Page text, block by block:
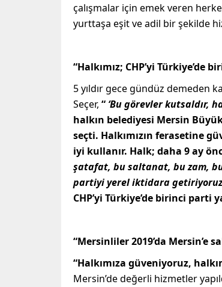
çalışmalar için emek veren
yurttaşa eşit ve adil bir şekilde
“Halkımız; CHP’yi Türkiye’de
5 yıldır gece gündüz demeden
Seçer, “ ‘Bu görevler kutsaldır,
halkın belediyesi Mersin
seçti. Halkımızın ferasetine
iyi kullanır. Halk; daha 9 ay
şatafat, bu saltanat, bu zam,
partiyi yerel iktidara
CHP’yi Türkiye’de birinci parti
“Mersinliler 2019’da Mersin’e
“Halkımıza güveniyoruz,
Mersin’de değerli hizmetler